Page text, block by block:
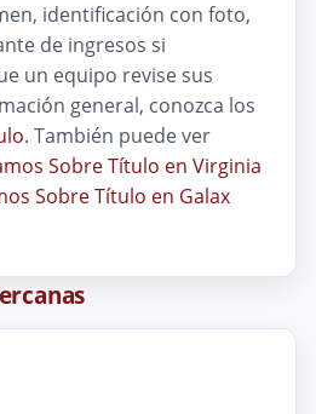
identificación con foto,
de ingresos si
un equipo revise sus
general, conozca los
. También puede ver
Sobre Título en Virginia
Sobre Título en Galax